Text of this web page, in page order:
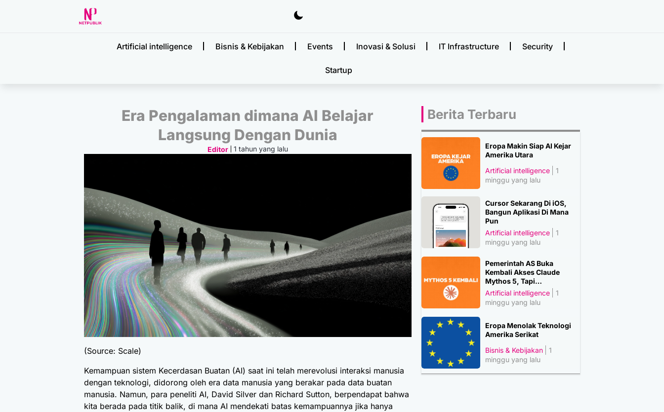
Artificial intelligence Bisnis & Kebijakan Events Inovasi & Solusi IT Infrastructure Security
Startup
Era Pengalaman dimana AI Belajar
Langsung Dengan Dunia
Editor 1 tahun yang lalu
(Source: Scale)
Kemampuan sistem Kecerdasan Buatan (AI) saat ini telah merevolusi interaksi manusia
dengan teknologi, didorong oleh era data manusia yang berakar pada data buatan
manusia. Namun, para peneliti AI, David Silver dan Richard Sutton, berpendapat bahwa
kita berada pada titik balik, di mana AI mendekati batas kemampuannya jika hanya
Berita Terbaru
Eropa Makin Siap AI Kejar
Amerika Utara
Artificial intelligence
1
minggu yang lalu
Cursor Sekarang Di iOS,
Bangun Aplikasi Di Mana
Pun
Artificial intelligence
1
minggu yang lalu
Pemerintah AS Buka
Kembali Akses Claude
Mythos 5, Tapi…
Artificial intelligence
1
minggu yang lalu
Eropa Menolak Teknologi
Amerika Serikat
Bisnis & Kebijakan
1
minggu yang lalu